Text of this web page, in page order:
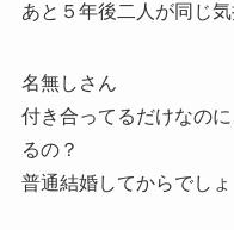
あと５年後二人が同じ
名無しさん
付き合ってるだけなの
るの？
普通結婚してからでしょ